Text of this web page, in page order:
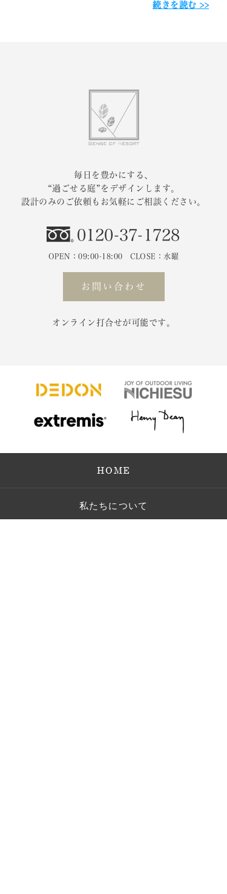
続きを読む
毎日を豊かにする、
“過ごせる庭”をデザインします。
設計のみのご依頼もお気軽にご相談ください。
0120-37-1728
OPEN：09:00-18:00 CLOSE：水曜
お問い合わせ
オンライン打合せが可能です。
HOME
私たちについて